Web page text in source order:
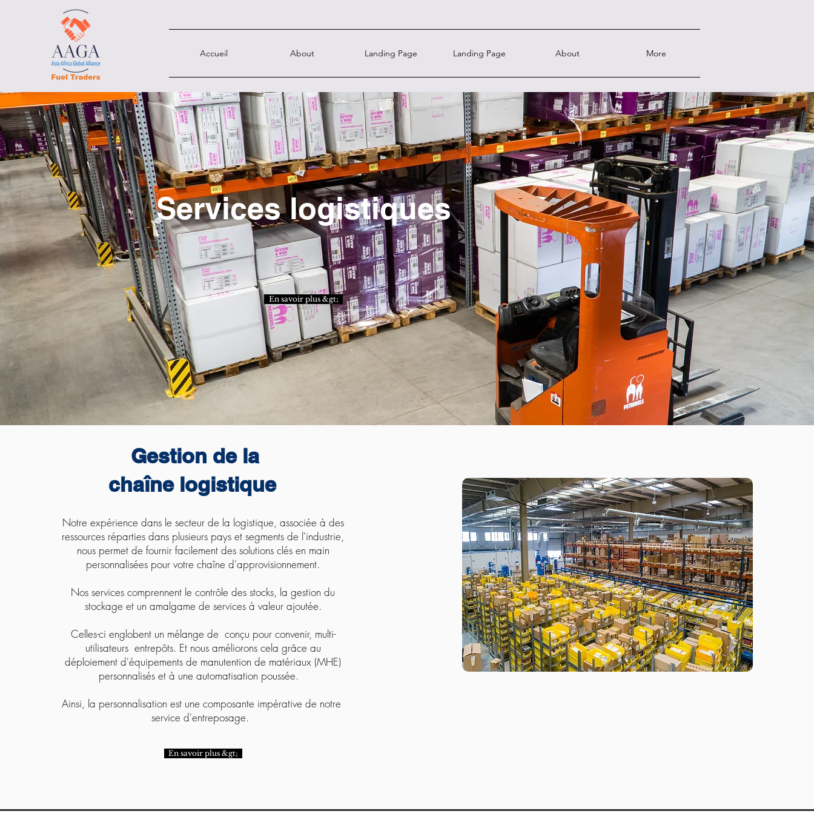
Accueil About Landing Page Landing Page About More
Services logistiques
En savoir plus &gt;
Gestion de la
chaîne logistique
Notre expérience dans le secteur de la logistique, associée à des
ressources réparties dans plusieurs pays et segments de l'industrie,
nous permet de fournir facilement des solutions clés en main
personnalisées pour votre chaîne d'approvisionnement.
Nos services comprennent le contrôle des stocks, la gestion du
stockage et un amalgame de services à valeur ajoutée.
Celles-ci englobent un mélange de conçu pour convenir, multi-
utilisateurs entrepôts. Et nous améliorons cela grâce au
déploiement d'équipements de manutention de matériaux (MHE)
personnalisés et à une automatisation poussée.
Ainsi, la personnalisation est une composante impérative de notre
service d'entreposage.
En savoir plus &gt;